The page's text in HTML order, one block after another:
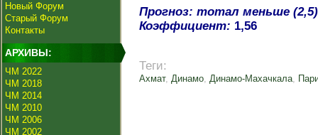
Новый Форум
Старый Форум
Контакты
АРХИВЫ:
ЧМ 2022
ЧМ 2018
ЧМ 2014
ЧМ 2010
ЧМ 2006
ЧМ 2002
Прогноз: тотал меньше (2,5)
Коэффициент: 1,56
Теги:
Ахмат, Динамо, Динамо-Махачкала,